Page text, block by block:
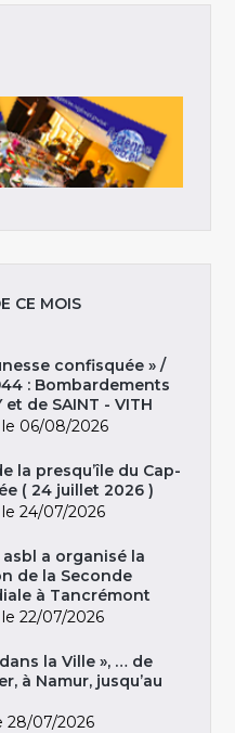
CE MOIS
confisquée » /
: Bombardements
et de SAINT - VITH
le 06/08/2026
la presqu’île du Cap-
( 24 juillet 2026 )
le 24/07/2026
asbl a organisé la
de la Seconde
à Tancrémont
le 22/07/2026
la Ville », … de
à Namur, jusqu’au
28/07/2026